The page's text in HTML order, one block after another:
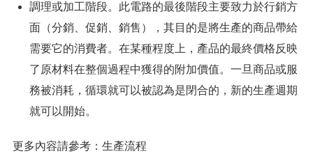
調理或加工階段。此電路的最後階段主要致力於行銷方
面（分銷、促銷、銷售），其目的是將生產的商品帶給
需要它的消費者。在某種程度上，產品的最終價格反映
了原材料在整個過程中獲得的附加價值。一旦商品或服
務被消耗，循環就可以被認為是閉合的，新的生產週期
就可以開始。
更多內容請參考：生產流程